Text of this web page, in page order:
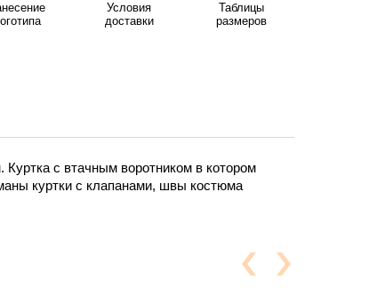
с втачным воротником в котором
куртки с клапанами, швы костюма
Условия
доставки
Таблицы
размеров